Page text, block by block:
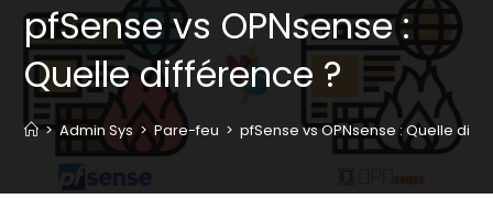
pfSense vs OPNsense :
Quelle différence ?
> Admin Sys > Pare-feu > pfSense vs OPNsense : Quelle